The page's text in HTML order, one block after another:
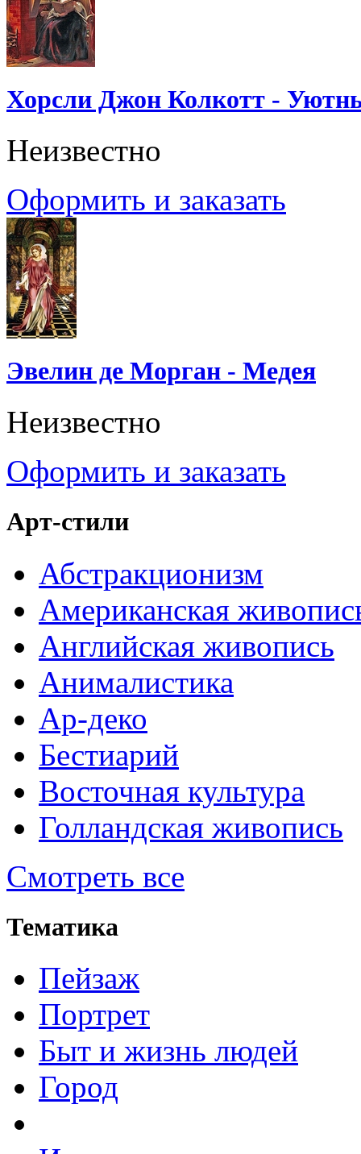
Хорсли Джон Колкотт -
Неизвестно
Оформить и заказать
Эвелин де Морган - Медея
Неизвестно
Оформить и заказать
Арт-стили
Абстракционизм
Американская
Английская живопись
Анималистика
Ар-деко
Бестиарий
Восточная культура
Голландская живопись
Смотреть все
Тематика
Пейзаж
Портрет
Быт и жизнь людей
Город